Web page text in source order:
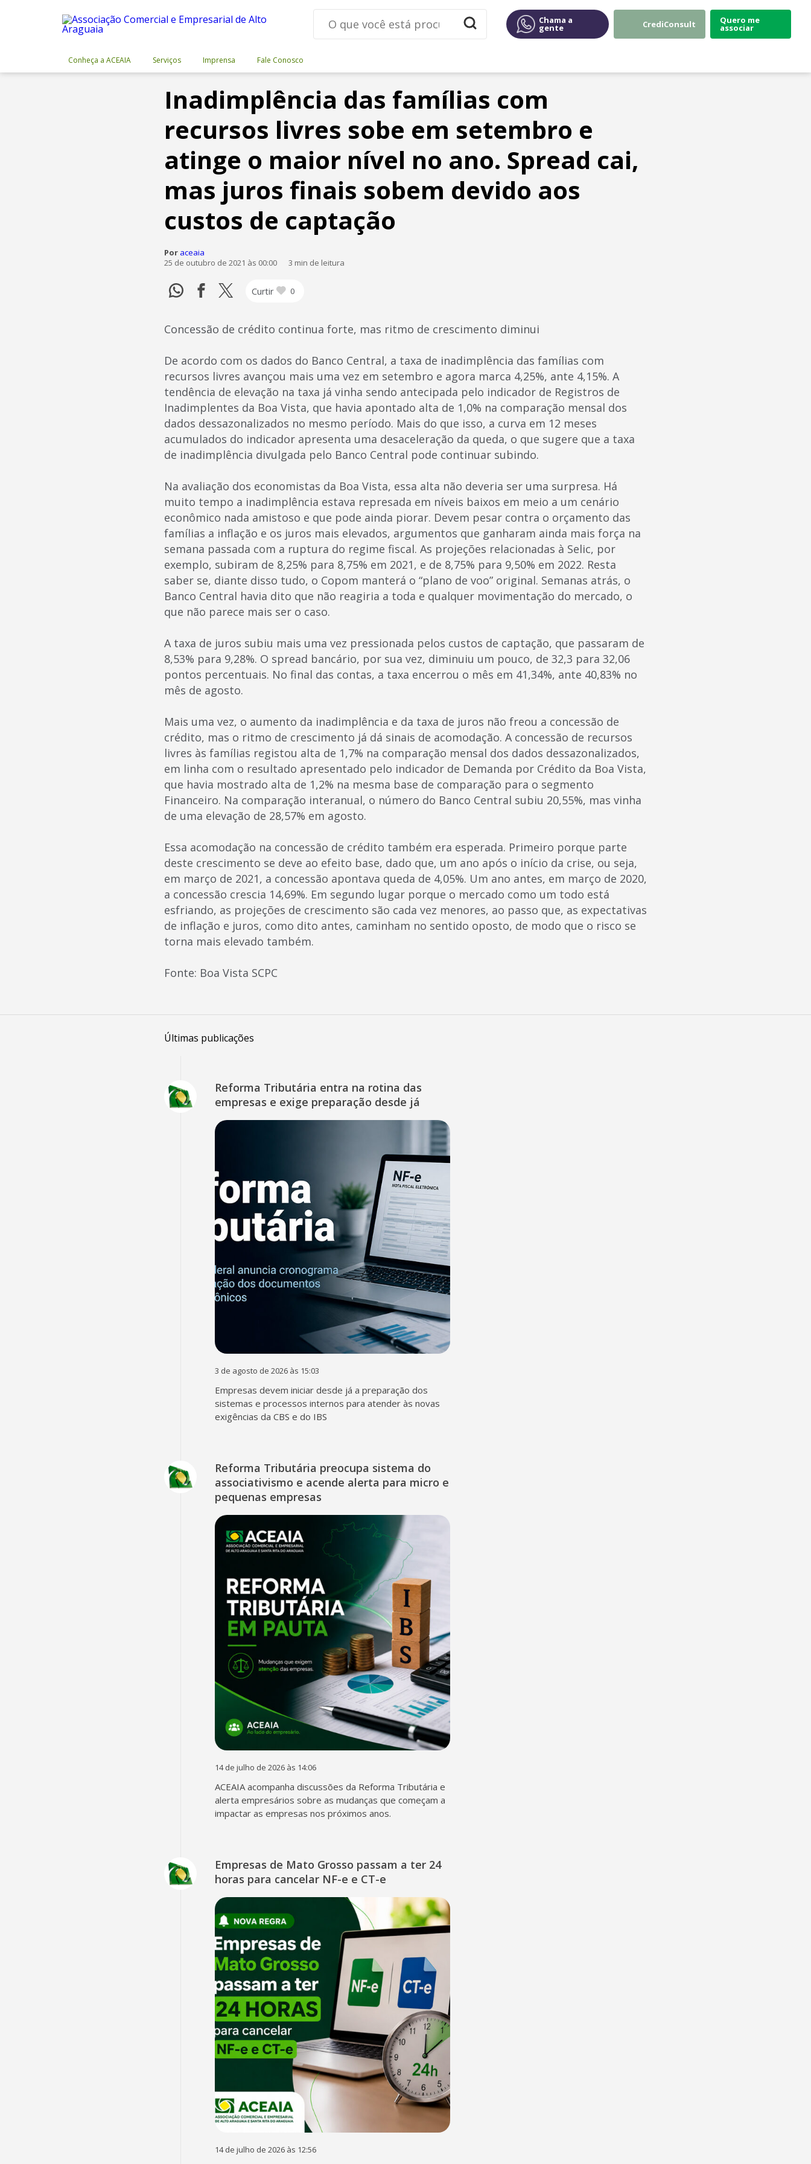
Chama a
gente CrediConsult Quero me
associar
Conheça a ACEAIA Serviços Imprensa Fale Conosco
Inadimplência das famílias com
recursos livres sobe em setembro e
atinge o maior nível no ano. Spread cai,
mas juros finais sobem devido aos
custos de captação
Por aceaia
25 de outubro de 2021 às 00:00
3 min de leitura
Curtir 0
Concessão de crédito continua forte, mas ritmo de crescimento diminui
De acordo com os dados do Banco Central, a taxa de inadimplência das famílias com
recursos livres avançou mais uma vez em setembro e agora marca 4,25%, ante 4,15%. A
tendência de elevação na taxa já vinha sendo antecipada pelo indicador de Registros de
Inadimplentes da Boa Vista, que havia apontado alta de 1,0% na comparação mensal dos
dados dessazonalizados no mesmo período. Mais do que isso, a curva em 12 meses
acumulados do indicador apresenta uma desaceleração da queda, o que sugere que a taxa
de inadimplência divulgada pelo Banco Central pode continuar subindo.
Na avaliação dos economistas da Boa Vista, essa alta não deveria ser uma surpresa. Há
muito tempo a inadimplência estava represada em níveis baixos em meio a um cenário
econômico nada amistoso e que pode ainda piorar. Devem pesar contra o orçamento das
famílias a inflação e os juros mais elevados, argumentos que ganharam ainda mais força na
semana passada com a ruptura do regime fiscal. As projeções relacionadas à Selic, por
exemplo, subiram de 8,25% para 8,75% em 2021, e de 8,75% para 9,50% em 2022. Resta
saber se, diante disso tudo, o Copom manterá o “plano de voo” original. Semanas atrás, o
Banco Central havia dito que não reagiria a toda e qualquer movimentação do mercado, o
que não parece mais ser o caso.
A taxa de juros subiu mais uma vez pressionada pelos custos de captação, que passaram de
8,53% para 9,28%. O spread bancário, por sua vez, diminuiu um pouco, de 32,3 para 32,06
pontos percentuais. No final das contas, a taxa encerrou o mês em 41,34%, ante 40,83% no
mês de agosto.
Mais uma vez, o aumento da inadimplência e da taxa de juros não freou a concessão de
crédito, mas o ritmo de crescimento já dá sinais de acomodação. A concessão de recursos
livres às famílias registou alta de 1,7% na comparação mensal dos dados dessazonalizados,
em linha com o resultado apresentado pelo indicador de Demanda por Crédito da Boa Vista,
que havia mostrado alta de 1,2% na mesma base de comparação para o segmento
Financeiro. Na comparação interanual, o número do Banco Central subiu 20,55%, mas vinha
de uma elevação de 28,57% em agosto.
Essa acomodação na concessão de crédito também era esperada. Primeiro porque parte
deste crescimento se deve ao efeito base, dado que, um ano após o início da crise, ou seja,
em março de 2021, a concessão apontava queda de 4,05%. Um ano antes, em março de 2020,
a concessão crescia 14,69%. Em segundo lugar porque o mercado como um todo está
esfriando, as projeções de crescimento são cada vez menores, ao passo que, as expectativas
de inflação e juros, como dito antes, caminham no sentido oposto, de modo que o risco se
torna mais elevado também.
Fonte: Boa Vista SCPC
Últimas publicações
Reforma Tributária entra na rotina das
empresas e exige preparação desde já
3 de agosto de 2026 às 15:03
Empresas devem iniciar desde já a preparação dos
sistemas e processos internos para atender às novas
exigências da CBS e do IBS
Reforma Tributária preocupa sistema do
associativismo e acende alerta para micro e
pequenas empresas
14 de julho de 2026 às 14:06
ACEAIA acompanha discussões da Reforma Tributária e
alerta empresários sobre as mudanças que começam a
impactar as empresas nos próximos anos.
Empresas de Mato Grosso passam a ter 24
horas para cancelar NF-e e CT-e
14 de julho de 2026 às 12:56